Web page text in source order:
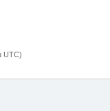
UTC)